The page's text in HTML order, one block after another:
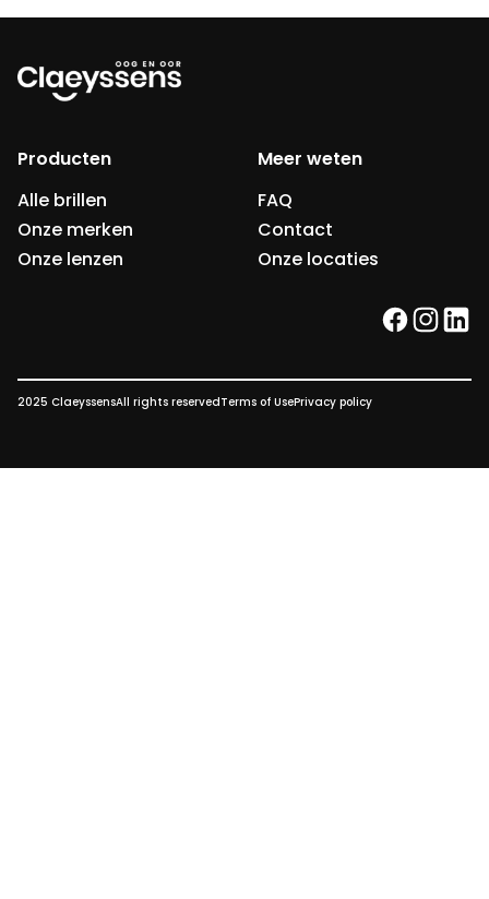
Producten
Alle brillen
Onze merken
Onze lenzen
Meer weten
FAQ
Contact
Onze locaties
facebook
2025 ClaeyssensAll rights reservedTerms of UsePrivacy policy